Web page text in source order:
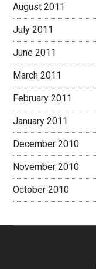
August 2011
July 2011
June 2011
March 2011
February 2011
January 2011
December 2010
November 2010
October 2010